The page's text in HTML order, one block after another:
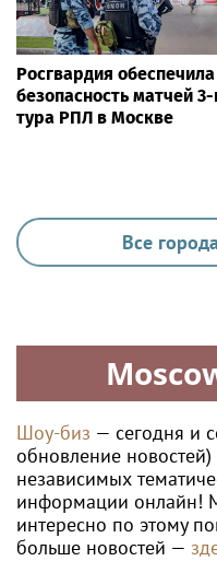
Росгвардия обеспечила
безопасность матчей 3-
тура РПЛ в Москве
Все
Шоу-биз — сегодня и
обновление
независимых
информации онлайн!
интересно по этому
больше новостей —